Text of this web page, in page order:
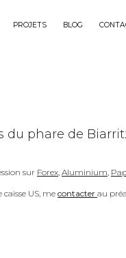
PROJETS BLOG
du phare de
sur Forex, Aluminium,
US, mecontacter au